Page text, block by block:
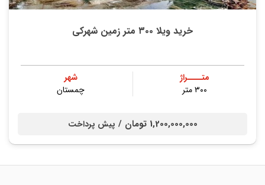
خرید ویلا ۳۰۰ متر زمین شهرکی
متــــراژ
۳۰۰ متر
شهر
چمستان
1,200,000,000 تومان / پیش پرداخت